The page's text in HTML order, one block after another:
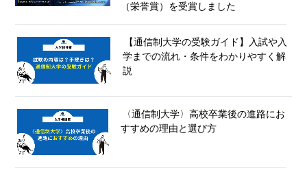
（栄誉賞）を受賞しました
【通信制大学の受験ガイド】入試や入
学までの流れ・条件をわかりやすく解
説
〈通信制大学〉高校卒業後の進路にお
すすめの理由と選び方